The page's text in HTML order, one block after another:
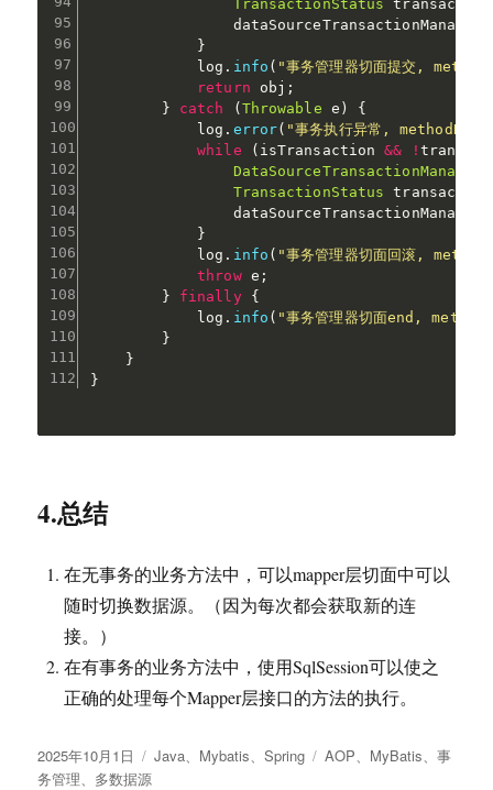
                dataSourceTransactionManager
}
            log
. info ( "事务管理器切面提交,
return obj ;
}
catch (Throwable e )
{
            log
. error( "事务执行异常,
while
( isTransaction && !
DataSourceTransactionManager
TransactionStatus
                dataSourceTransactionManager
}
            log
. info ( "事务管理器切面回滚,
throw e ;
}
finally
{
            log
. info ( "事务管理器切面end,
}
}
}
4.总结
在无事务的业务方法中，可以mapper层切面中可以
随时切换数据源。（因为每次都会获取新的连
接。）
在有事务的业务方法中，使用SqlSession可以使之
正确的处理每个Mapper层接口的方法的执行。
发
布
2025年10月1日
分
Java、 Mybatis、Spring
标
AOP、 MyBatis、事
务管理、 多数据源